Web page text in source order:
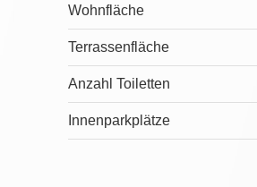
Wohnfläche
Terrassenfläche
Anzahl Toiletten
Innenparkplätze